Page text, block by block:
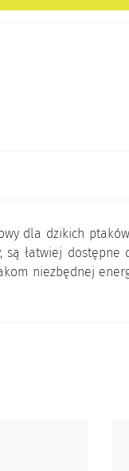
dla dzikich
są łatwiej
niezbędnej